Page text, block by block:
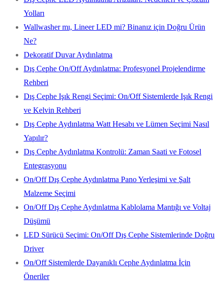
Yolları
Wallwasher mı, Lineer LED mi? Binanız için Doğru Ürün
Ne?
Dekoratif Duvar Aydınlatma
Dış Cephe On/Off Aydınlatma: Profesyonel Projelendirme
Rehberi
Dış Cephe Işık Rengi Seçimi: On/Off Sistemlerde Işık Rengi
ve Kelvin Rehberi
Dış Cephe Aydınlatma Watt Hesabı ve Lümen Seçimi Nasıl
Yapılır?
Dış Cephe Aydınlatma Kontrolü: Zaman Saati ve Fotosel
Entegrasyonu
On/Off Dış Cephe Aydınlatma Pano Yerleşimi ve Şalt
Malzeme Seçimi
On/Off Dış Cephe Aydınlatma Kablolama Mantığı ve Voltaj
Düşümü
LED Sürücü Seçimi: On/Off Dış Cephe Sistemlerinde Doğru
Driver
On/Off Sistemlerde Dayanıklı Cephe Aydınlatma İçin
Öneriler